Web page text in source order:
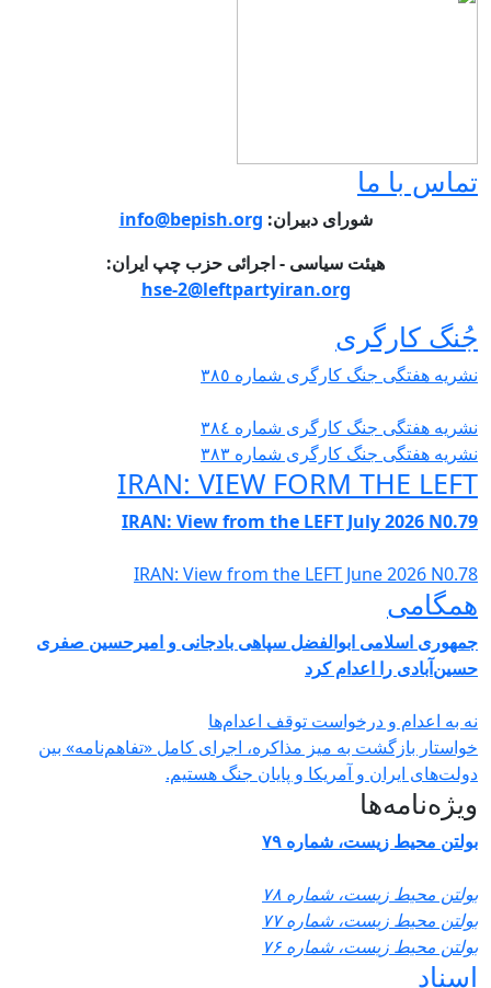
شورای دبیران:info@bepish.org
سیاسی - اجرائی حزب چپ ایران:
hse-2@leftpartyiran.org
کارگری شمارە ٣٨٥
کارگری شمارە ٣٨٤
کارگری شمارە ٣٨٣
IRAN: VIEW FORM
IRAN: View from the LEFT
IRAN: View from the LEFT
ابوالفضل سپاهی بادجانی و امیرحسین صفری
اعدام کرد
درخواست توقف اعدام‌ها
به میز مذاکره، اجرای کامل «تفاهم‌نامه» بین
و آمریکا و پایان جنگ هستیم.
شماره ۷۹
شماره ۷۸
شماره ۷۷
شماره ۷۶